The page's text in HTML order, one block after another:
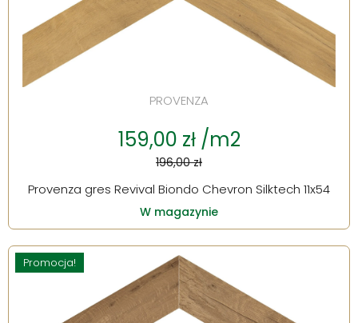
PROVENZA
159,00 zł /m2
196,00 zł
Provenza gres Revival Biondo Chevron Silktech 11x54
W magazynie
Promocja!